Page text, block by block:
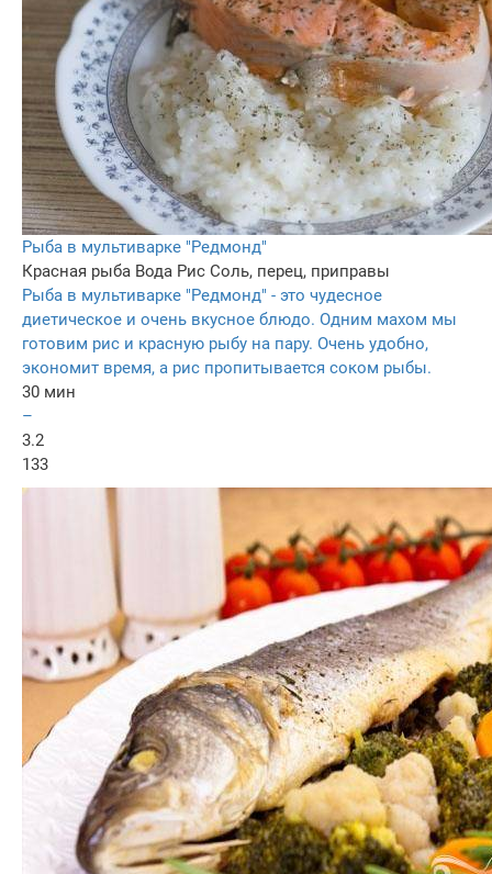
Рыба в мультиварке "Pедмонд"
Красная рыба Вода Рис Соль, перец, приправы
Рыба в мультиварке "Pедмонд" - это чудесное
диетическое и очень вкусное блюдо. Одним махом мы
готовим рис и красную рыбу на пару. Очень удобно,
экономит время, а рис пропитывается соком рыбы.
30 мин
–
3.2
133